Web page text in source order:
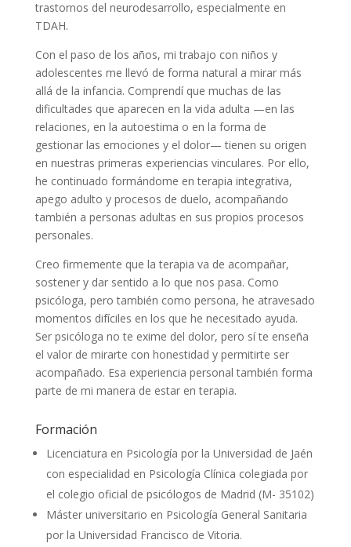
trastornos del neurodesarrollo, especialmente en
TDAH.
Con el paso de los años, mi trabajo con niños y
adolescentes me llevó de forma natural a mirar más
allá de la infancia. Comprendí que muchas de las
dificultades que aparecen en la vida adulta —en las
relaciones, en la autoestima o en la forma de
gestionar las emociones y el dolor— tienen su origen
en nuestras primeras experiencias vinculares. Por ello,
he continuado formándome en terapia integrativa,
apego adulto y procesos de duelo, acompañando
también a personas adultas en sus propios procesos
personales.
Creo firmemente que la terapia va de acompañar,
sostener y dar sentido a lo que nos pasa. Como
psicóloga, pero también como persona, he atravesado
momentos difíciles en los que he necesitado ayuda.
Ser psicóloga no te exime del dolor, pero sí te enseña
el valor de mirarte con honestidad y permitirte ser
acompañado. Esa experiencia personal también forma
parte de mi manera de estar en terapia.
Formación
Licenciatura en Psicología por la Universidad de Jaén
con especialidad en Psicología Clínica colegiada por
el colegio oficial de psicólogos de Madrid (M- 35102)
Máster universitario en Psicología General Sanitaria
por la Universidad Francisco de Vitoria.